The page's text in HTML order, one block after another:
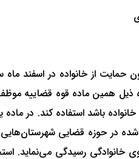
همین ماده قوه قضاییه موظف
باشد استفاده کند. در
در حوزه قضایی
خانوادگی رسیدگی می‌نماید.